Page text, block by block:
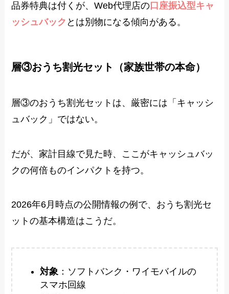
品券特典は付くが、Web代理店の 口座振込型キャ
ッシュバック とは別物になる傾向がある。
層③おうち割光セット（家族世帯の本命）
層③のおうち割光セットは、厳密には「キャッシ
ュバック」ではない。
だが、家計目線で見た時、ここがキャッシュバッ
クの何倍ものインパクトを持つ。
2026年6月時点の公開情報の例で、おうち割光セ
ットの基本構造はこうだ。
対象 ：ソフトバンク・ワイモバイルの
スマホ回線